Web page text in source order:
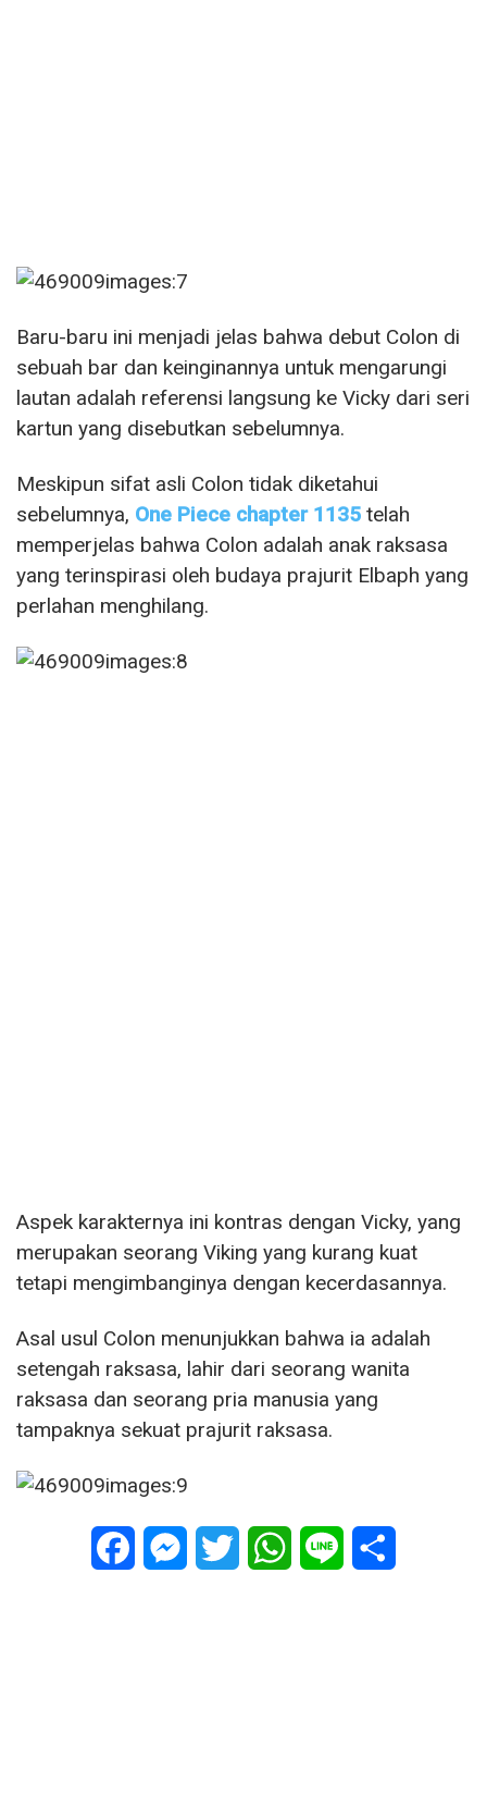
Baru-baru ini menjadi jelas bahwa debut Colon di
sebuah bar dan keinginannya untuk mengarungi
lautan adalah referensi langsung ke Vicky dari seri
kartun yang disebutkan sebelumnya.
Meskipun sifat asli Colon tidak diketahui
sebelumnya, One Piece chapter 1135 telah
memperjelas bahwa Colon adalah anak raksasa
yang terinspirasi oleh budaya prajurit Elbaph yang
perlahan menghilang.
Aspek karakternya ini kontras dengan Vicky, yang
merupakan seorang Viking yang kurang kuat
tetapi mengimbanginya dengan kecerdasannya.
Asal usul Colon menunjukkan bahwa ia adalah
setengah raksasa, lahir dari seorang wanita
raksasa dan seorang pria manusia yang
tampaknya sekuat prajurit raksasa.
FacebookMessenger
Twitter WhatsApp
Line